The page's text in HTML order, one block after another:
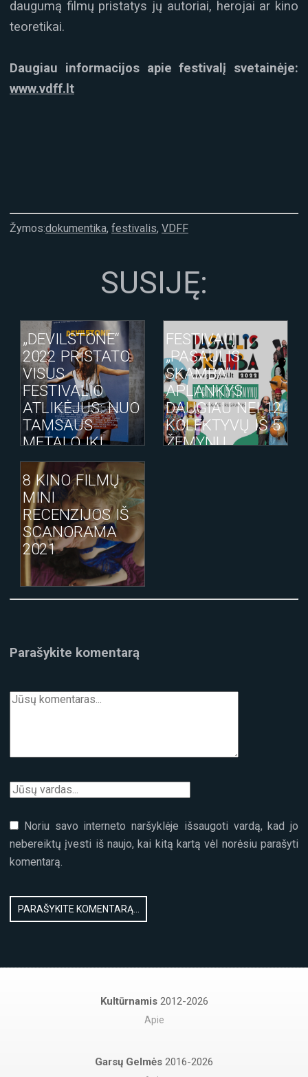
daugumą filmų pristatys jų autoriai, herojai ar kino
teoretikai.
Daugiau informacijos apie festivalį svetainėje:
www.vdff.lt
Žymos:dokumentika, festivalis, VDFF
SUSIJĘ:
„DEVILSTONE“
2022 PRISTATO
VISUS
FESTIVALIO
ATLIKĖJUS: NUO
TAMSAUS
METALO IKI
NAKTINIŲ
ŠOKIŲ!
FESTIVALĮ
„PASAULIS
SKAMBA“
APLANKYS
DAUGIAU NEI 12
KOLEKTYVŲ IŠ 5
ŽEMYNŲ
8 KINO FILMŲ
MINI
RECENZIJOS IŠ
SCANORAMA
2021
Parašykite komentarą
Noriu savo interneto naršyklėje išsaugoti vardą, kad jo
nebereiktų įvesti iš naujo, kai kitą kartą vėl norėsiu parašyti
komentarą.
Kultūrnamis 2012-2026
Apie
Garsų Gelmės 2016-2026